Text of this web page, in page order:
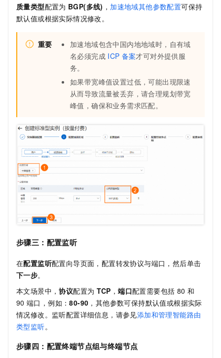
质量类型配置为 BGP(多线) ， 加速地域其他参数配置可保持
默认值或根据实际情况修改。
重要
加速地域包含中国内地地域时，自有域
名必须完成 ICP 备案才可对外提供服
务。
如果带宽峰值设置过低，可能出现限速
从而导致流量被丢弃，请合理规划带宽
峰值，确保和业务需求匹配。
步骤三：配置监听
在配置监听配置向导页面，配置转发协议与端口，然后单击
下一步。
本文场景中，协议配置为 TCP ，端口配置需要包括 80 和
90 端口，例如：80-90 ，其他参数可保持默认值或根据实际
情况修改。监听配置详细信息，请参见添加和管理智能路由
类型监听。
步骤四：配置终端节点组与终端节点